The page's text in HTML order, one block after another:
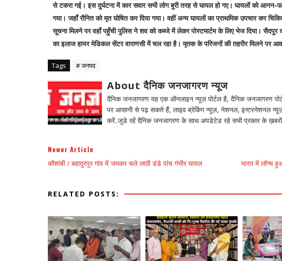
से टकरा गई। इस दुर्घटना में कार सवार सभी लोग बुरी तरह से घायल हो गए। घायलों को आनन-
गया। जहाँ रौनित को मृत घोषित कर दिया गया। वहीं अन्य घायलों का प्राथमिक उपचार कर
सूचना मिलने पर वहाँ पहुँची पुलिस ने शव को कब्जे में लेकर पोस्टमार्टम के लिए भेज दिया। सैदपुर
का इलाज हायर मेडिकल सेंटर वाराणसी में चल रहा है। मृतक के परिजनों की तहरीर मिलने पर
Tags # जनपद
About दैनिक जनजागरण न्यूज
दैनिक जनजागरण यह एक ऑनलाइन न्यूज़ पोर्टल है, दैनिक जनजागरण
पर आसानी से पढ़ सकते हैं, लाइव ब्रेकिंग न्यूज़, नेशनल, इन्टरनेशनल न्यूज़,
करें..जुडे रहें दैनिक जनजागरण के साथ अपडेटेड रहे सभी प्रकार के
Newer Article
कौशांबी / बहादुरपुर गांव में जमकर चले लाठी डंडे पांच गंभीर घायल
भारत में लॉन्च
RELATED POSTS: